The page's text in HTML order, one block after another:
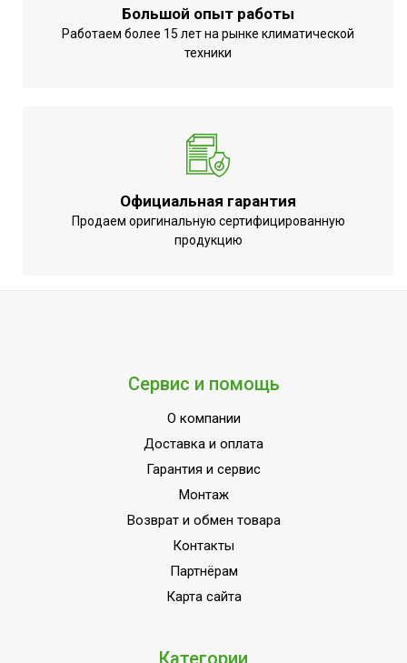
Большой опыт работы
Работаем более 15 лет на рынке климатической
техники
Официальная гарантия
Продаем оригинальную сертифицированную
продукцию
Сервис и помощь
О компании
Доставка и оплата
Гарантия и сервис
Монтаж
Возврат и обмен товара
Контакты
Партнёрам
Карта сайта